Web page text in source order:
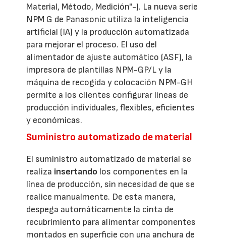
Material, Método, Medición"-). La nueva serie
NPM G de Panasonic utiliza la inteligencia
artificial (IA) y la producción automatizada
para mejorar el proceso. El uso del
alimentador de ajuste automático (ASF), la
impresora de plantillas NPM-GP/L y la
máquina de recogida y colocación NPM-GH
permite a los clientes configurar líneas de
producción individuales, flexibles, eficientes
y económicas.
Suministro automatizado de material
El suministro automatizado de material se
realiza insertando los componentes en la
línea de producción, sin necesidad de que se
realice manualmente. De esta manera,
despega automáticamente la cinta de
recubrimiento para alimentar componentes
montados en superficie con una anchura de